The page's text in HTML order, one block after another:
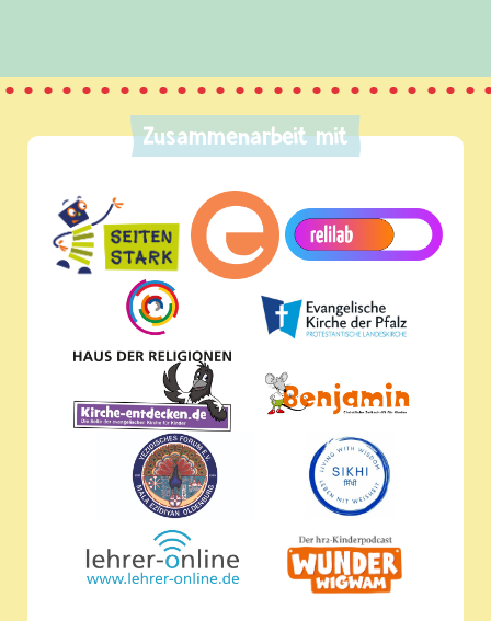
Zusammenarbeit mit